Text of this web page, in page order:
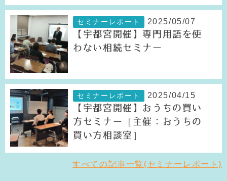
セミナーレポート 2025/05/07
【宇都宮開催】専門用語を使
わない相続セミナー
セミナーレポート 2025/04/15
【宇都宮開催】おうちの買い
方セミナー［主催：おうちの
買い方相談室］
すべての記事一覧(セミナーレポート)